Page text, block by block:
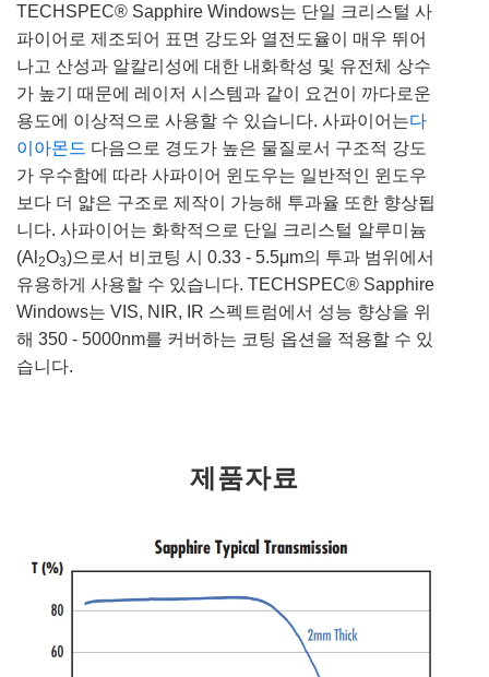
TECHSPEC® Sapphire Windows는 단일 크리스털 사
파이어로 제조되어 표면 강도와 열전도율이 매우 뛰어
나고 산성과 알칼리성에 대한 내화학성 및 유전체 상수
가 높기 때문에 레이저 시스템과 같이 요건이 까다로운
용도에 이상적으로 사용할 수 있습니다. 사파이어는다
이아몬드 다음으로 경도가 높은 물질로서 구조적 강도
가 우수함에 따라 사파이어 윈도우는 일반적인 윈도우
보다 더 얇은 구조로 제작이 가능해 투과율 또한 향상됩
니다. 사파이어는 화학적으로 단일 크리스털 알루미늄
(Al 2O3)으로서 비코팅 시 0.33 - 5.5μm의 투과 범위에서
유용하게 사용할 수 있습니다. TECHSPEC® Sapphire
Windows는 VIS, NIR, IR 스펙트럼에서 성능 향상을 위
해 350 - 5000nm를 커버하는 코팅 옵션을 적용할 수 있
습니다.
제품자료